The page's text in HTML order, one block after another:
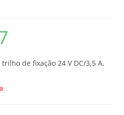
de fixação 24 V DC/3,5 A,